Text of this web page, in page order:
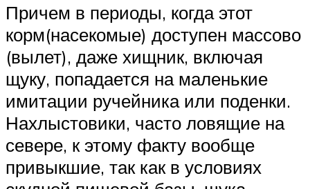
Причем в периоды, когда этот
корм(насекомые) доступен массово
(вылет), даже хищник, включая
щуку, попадается на маленькие
имитации ручейника или поденки.
Нахлыстовики, часто ловящие на
севере, к этому факту вообще
привыкшие, так как в условиях